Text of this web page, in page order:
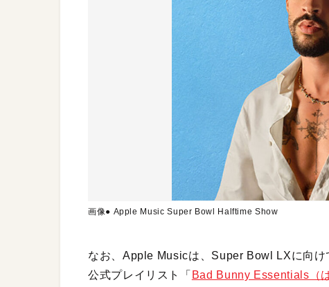
画像● Apple Music Super Bowl Halftime Show
なお、Apple Musicは、Super Bowl LXに向
公式プレイリスト「 Bad Bunny Essentials（